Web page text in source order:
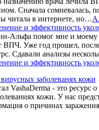
Сначала сомневалась,
читала в интернете, но…
и эффективность
Альфа помог мне и
ВПЧ. Уже год прошел,
Сдавали анализы
и эффективность
вирусных заболеванях кожи
VashaDerma - это ресурс
кожи. У нас
о причинах